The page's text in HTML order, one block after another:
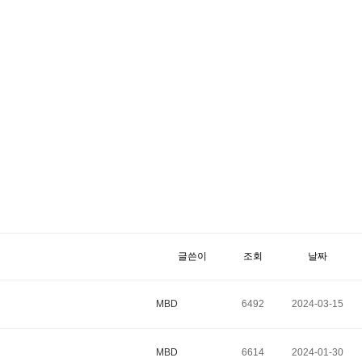
글쓴이 조회 날짜
MBD 6492 2024-03-15
MBD 6614 2024-01-30